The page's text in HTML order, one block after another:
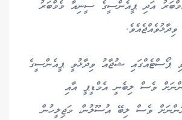
އަދި ޕީއެންސީގެ ސީނިއާ މެމްބަރު
ޕޯސްޓެއްގައި ޝުޖާއު ވިދާޅުވީ ޕީއެންސީގެ
ވެސް ލިބެނީ އެމްޑީޕީ އާއި
ވެސް ލިބޭ އުސޫލުން، މަޖިލީހުން